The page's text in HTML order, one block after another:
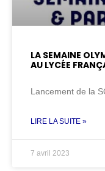
LA SEMAINE
AU LYCÉE
Lancement de la
LIRE LA SUITE »
7 avril 2023